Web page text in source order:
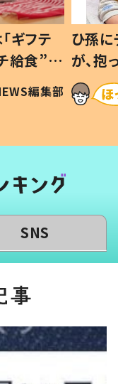
ギフテ
給食”を
和の親
編集部
ひ孫
が、
「涙が
い」
SNS